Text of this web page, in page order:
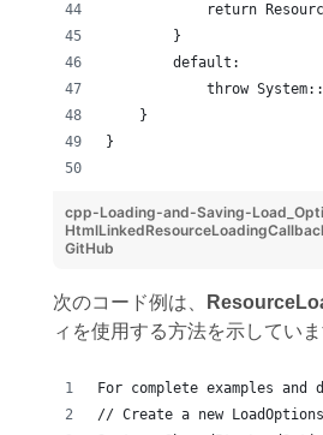
return
        }
        default:
throw
    }
}
cpp-Loading-and-Saving-
GitHub
次のコード例は、
ィを使用する方法を示してい
For complete examples
// Create a new